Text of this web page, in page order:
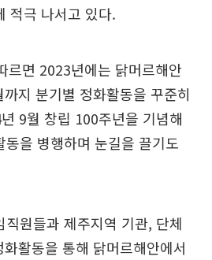
적극 나서고 있다.
르면 2023년에는 닭머르해안
지 분기별 정화활동을 꾸준히
9월 창립 100주년을 기념해
을 병행하며 눈길을 끌기도
원들과 제주지역 기관, 단체
활동을 통해 닭머르해안에서